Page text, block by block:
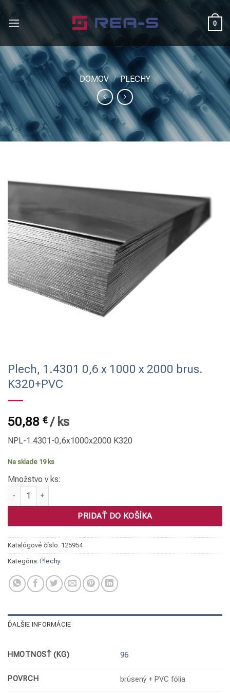
0
DOMOV / PLECHY
Plech, 1.4301 0,6 x 1000 x 2000 brus.
K320+PVC
50,88 €/ ks
NPL-1.4301-0,6x1000x2000 K320
Na sklade 19 ks
Množstvo v ks:
množstvo Plech, 1.4301 0,6 x 1000 x 2000 brus. K320+PVC
PRIDAŤ DO KOŠÍKA
Katalógové číslo: 125954
Kategória: Plechy
ĎALŠIE INFORMÁCIE
HMOTNOSŤ (KG) 96
POVRCH brúsený + PVC fólia